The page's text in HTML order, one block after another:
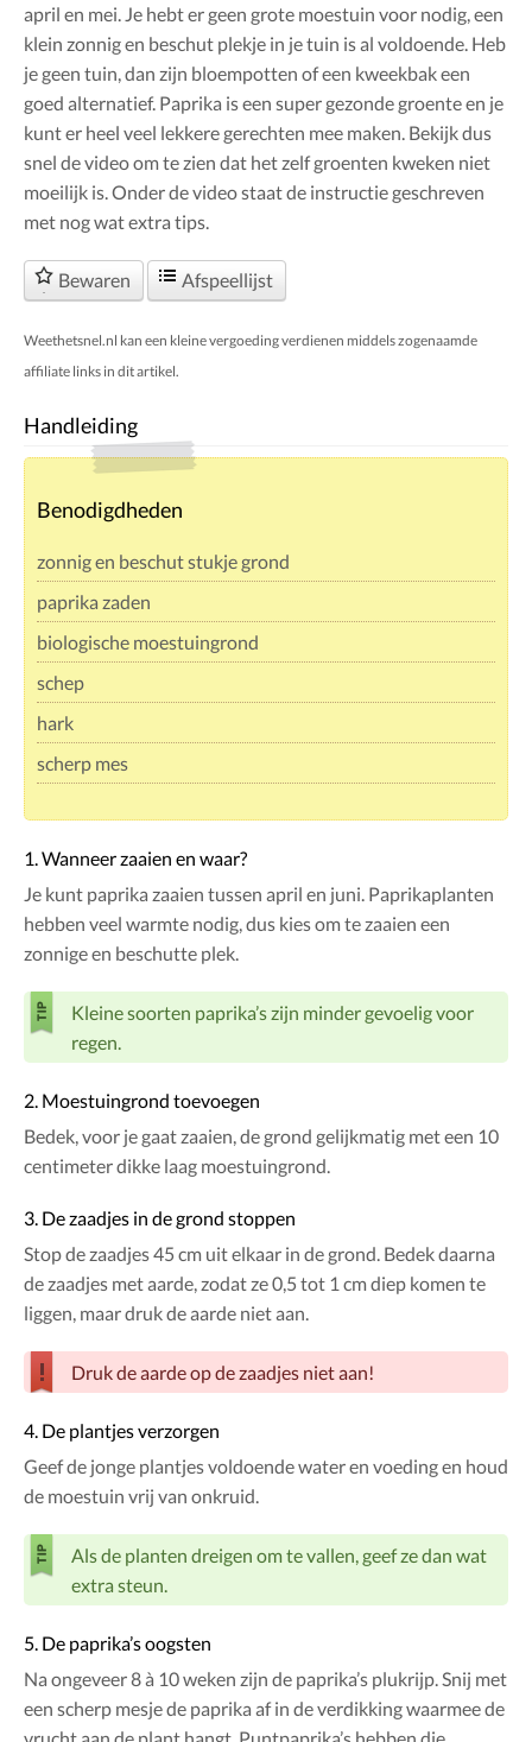
april en mei. Je hebt er geen grote moestuin voor nodig, een
klein zonnig en beschut plekje in je tuin is al voldoende. Heb
je geen tuin, dan zijn bloempotten of een kweekbak een
goed alternatief. Paprika is een super gezonde groente en je
kunt er heel veel lekkere gerechten mee maken. Bekijk dus
snel de video om te zien dat het zelf groenten kweken niet
moeilijk is. Onder de video staat de instructie geschreven
met nog wat extra tips.
Bewaren Afspeellijst
Weethetsnel.nl kan een kleine vergoeding verdienen middels zogenaamde
affiliate links in dit artikel.
Handleiding
Benodigdheden
zonnig en beschut stukje grond
paprika zaden
biologische moestuingrond
schep
hark
scherp mes
1. Wanneer zaaien en waar?
Je kunt paprika zaaien tussen april en juni. Paprikaplanten
hebben veel warmte nodig, dus kies om te zaaien een
zonnige en beschutte plek.
Kleine soorten paprika’s zijn minder gevoelig voor
regen.
2. Moestuingrond toevoegen
Bedek, voor je gaat zaaien, de grond gelijkmatig met een 10
centimeter dikke laag moestuingrond.
3. De zaadjes in de grond stoppen
Stop de zaadjes 45 cm uit elkaar in de grond. Bedek daarna
de zaadjes met aarde, zodat ze 0,5 tot 1 cm diep komen te
liggen, maar druk de aarde niet aan.
Druk de aarde op de zaadjes niet aan!
4. De plantjes verzorgen
Geef de jonge plantjes voldoende water en voeding en houd
de moestuin vrij van onkruid.
Als de planten dreigen om te vallen, geef ze dan wat
extra steun.
5. De paprika’s oogsten
Na ongeveer 8 à 10 weken zijn de paprika’s plukrijp. Snij met
een scherp mesje de paprika af in de verdikking waarmee de
vrucht aan de plant hangt. Puntpaprika’s hebben die